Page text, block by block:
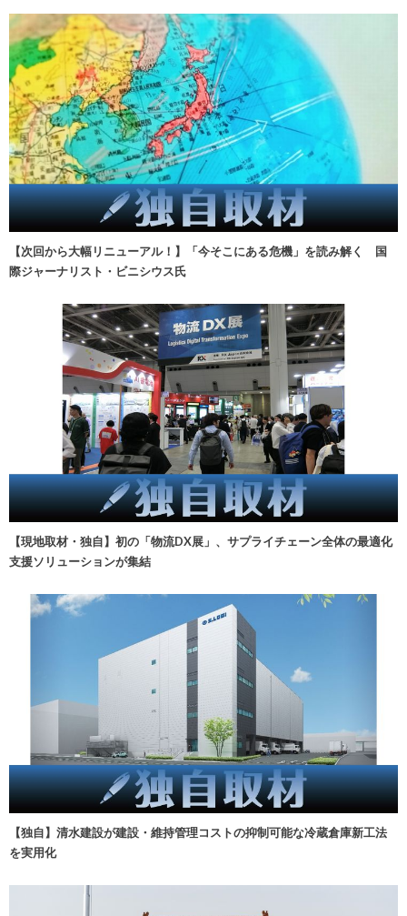
【次回から大幅リニューアル！】「今そこにある危機」を読み解く 国
際ジャーナリスト・ビニシウス氏
【現地取材・独自】初の「物流DX展」、サプライチェーン全体の最適化
支援ソリューションが集結
【独自】清水建設が建設・維持管理コストの抑制可能な冷蔵倉庫新工法
を実用化